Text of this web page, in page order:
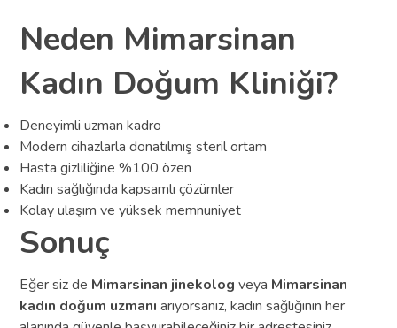
Neden Mimarsinan
Kadın Doğum Kliniği?
Deneyimli uzman kadro
Modern cihazlarla donatılmış steril ortam
Hasta gizliliğine %100 özen
Kadın sağlığında kapsamlı çözümler
Kolay ulaşım ve yüksek memnuniyet
Sonuç
Eğer siz de Mimarsinan jinekolog veya Mimarsinan
kadın doğum uzmanı arıyorsanız, kadın sağlığının her